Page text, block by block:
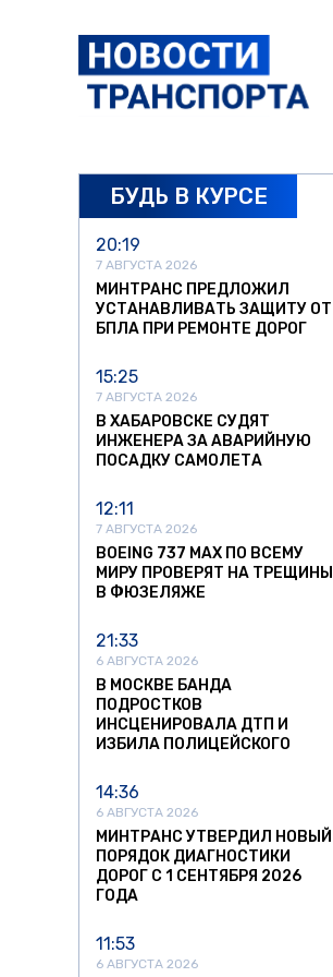
БУДЬ В КУРСЕ
20:19
7 АВГУСТА 2026
МИНТРАНС ПРЕДЛОЖИЛ
УСТАНАВЛИВАТЬ ЗАЩИТУ ОТ
БПЛА ПРИ РЕМОНТЕ ДОРОГ
15:25
7 АВГУСТА 2026
В ХАБАРОВСКЕ СУДЯТ
ИНЖЕНЕРА ЗА АВАРИЙНУЮ
ПОСАДКУ САМОЛЕТА
12:11
7 АВГУСТА 2026
BOEING 737 MAX ПО ВСЕМУ
МИРУ ПРОВЕРЯТ НА ТРЕЩИНЫ
В ФЮЗЕЛЯЖЕ
21:33
6 АВГУСТА 2026
В МОСКВЕ БАНДА
ПОДРОСТКОВ
ИНСЦЕНИРОВАЛА ДТП И
ИЗБИЛА ПОЛИЦЕЙСКОГО
14:36
6 АВГУСТА 2026
МИНТРАНС УТВЕРДИЛ НОВЫЙ
ПОРЯДОК ДИАГНОСТИКИ
ДОРОГ С 1 СЕНТЯБРЯ 2026
ГОДА
11:53
6 АВГУСТА 2026